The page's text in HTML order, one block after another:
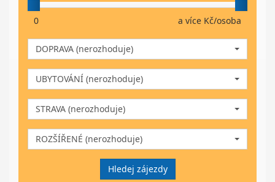
0 a více Kč/osoba
DOPRAVA (nerozhoduje)
UBYTOVÁNÍ (nerozhoduje)
STRAVA (nerozhoduje)
ROZŠÍŘENÉ (nerozhoduje)
Hledej zájezdy